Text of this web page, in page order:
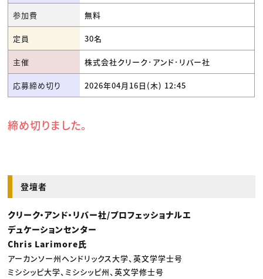
参加費 無料
定員 30名
主催 株式会社クリーク･アンド･リバー社
応募締め切り 2026年04月16日(木) 12:45
締め切りました。
登壇者
クリーク・アンド・リバー社/プロフェッショナルエ
デュケーションセンター
Chris Larimore氏
アーカンソー州ヘンドリックス大学、英文学学士号
ミシシッピ大学、ミシシッピ州、英文学修士号